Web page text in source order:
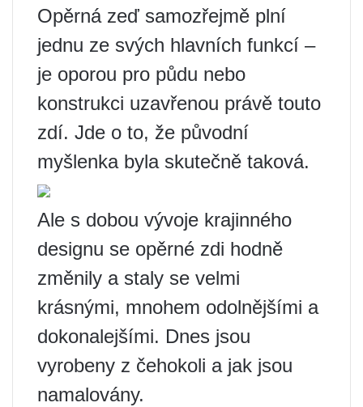
Opěrná zeď samozřejmě plní
jednu ze svých hlavních funkcí –
je oporou pro půdu nebo
konstrukci uzavřenou právě touto
zdí. Jde o to, že původní
myšlenka byla skutečně taková.
Ale s dobou vývoje krajinného
designu se opěrné zdi hodně
změnily a staly se velmi
krásnými, mnohem odolnějšími a
dokonalejšími. Dnes jsou
vyrobeny z čehokoli a jak jsou
namalovány.